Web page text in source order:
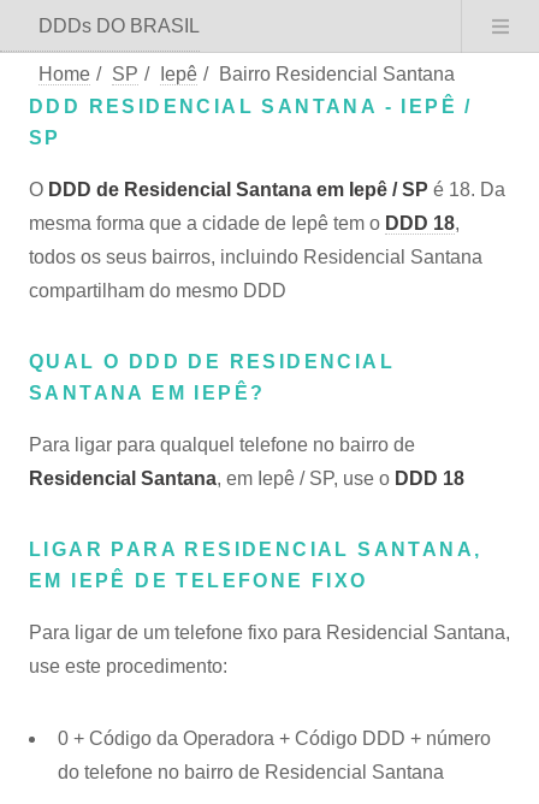
DDDs DO BRASIL
Home / SP / Iepê /
Bairro Residencial Santana
DDD RESIDENCIAL SANTANA - IEPÊ /
SP
O DDD de Residencial Santana em Iepê / SP é 18. Da
mesma forma que a cidade de Iepê tem o DDD 18,
todos os seus bairros, incluindo Residencial Santana
compartilham do mesmo DDD
QUAL O DDD DE RESIDENCIAL
SANTANA EM IEPÊ?
Para ligar para qualquel telefone no bairro de
Residencial Santana, em Iepê / SP, use o DDD 18
LIGAR PARA RESIDENCIAL SANTANA,
EM IEPÊ DE TELEFONE FIXO
Para ligar de um telefone fixo para Residencial Santana,
use este procedimento:
0 + Código da Operadora + Código DDD + número
do telefone no bairro de Residencial Santana